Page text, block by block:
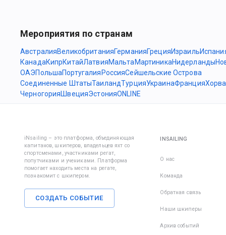
Мероприятия по странам
АвстралияВеликобританияГерманияГрецияИзраиль
КанадаКипрКитайЛатвияМальта МартиникаНидерланды
ОАЭПольшаПортугалия РоссияСейшельские Острова
Соединенные ШтатыТаиландТурцияУкраинаФранция
ЧерногорияШвецияЭстонияONLINE
iNsailing – это платформа, объединяющая
капитанов, шкиперов, владельцев яхт со
спортсменами, участниками регат,
попутчиками и учениками. Платформа
помогает находить места на регате,
познакомит с шкипером.
СОЗДАТЬ СОБЫТИЕ
INSAILING
О нас
Команда
Обратная связь
Наши шкиперы
Архив событий